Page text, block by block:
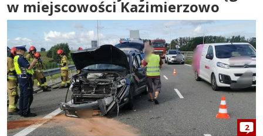
w miejscowości Kazimierzowo
2